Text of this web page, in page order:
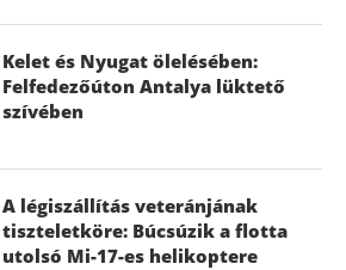
Kelet és Nyugat ölelésében:
Felfedezőúton Antalya lüktető
szívében
A légiszállítás veteránjának
tiszteletköre: Búcsúzik a flotta
utolsó Mi-17-es helikoptere